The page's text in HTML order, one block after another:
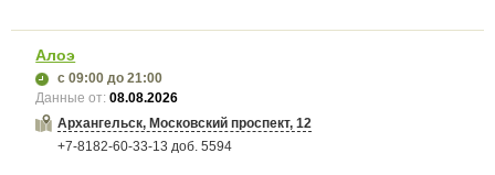
Алоэ
с 09:00 до 21:00
Данные от:08.08.2026
Архангельск, Московский проспект, 12
+7-8182-60-33-13 доб. 5594